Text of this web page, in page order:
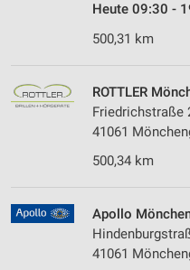
Heute 09:30 -
500,31 km
ROTTLER
Friedrichstraße
41061
500,34 km
Apollo
41061